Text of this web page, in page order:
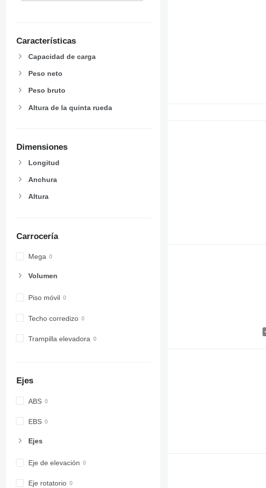
Características
Capacidad de carga
Peso neto
Peso bruto
Altura de la quinta rueda
Dimensiones
Longitud
Anchura
Altura
Carrocería
Mega
Volumen
Piso móvil
Techo corredizo
Trampilla elevadora
Ejes
ABS
EBS
Ejes
Eje de elevación
Eje rotatorio